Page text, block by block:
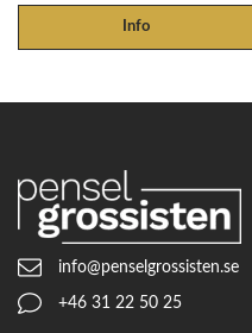
Info
info@penselgrossisten.se
+46 31 22 50 25